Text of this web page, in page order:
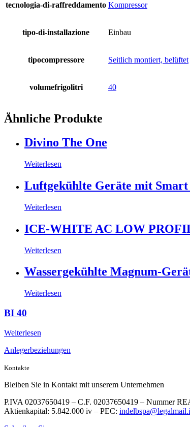
tecnologia-di-raffreddamento Kompressor
tipo-di-installazione Einbau
tipocompressore Seitlich montiert, belüftet
volumefrigolitri 40
Ähnliche Produkte
Divino The One
Weiterlesen
Luftgekühlte Geräte mit
Weiterlesen
ICE-WHITE AC LOW
Weiterlesen
Wassergekühlte Magnum-
Weiterlesen
BI 40
Weiterlesen
Anlegerbeziehungen
Kontakte
Bleiben Sie in Kontakt mit unserem Unternehmen
P.IVA 02037650419 – C.F. 02037650419 – Nummer
Aktienkapital: 5.842.000 iv – PEC: